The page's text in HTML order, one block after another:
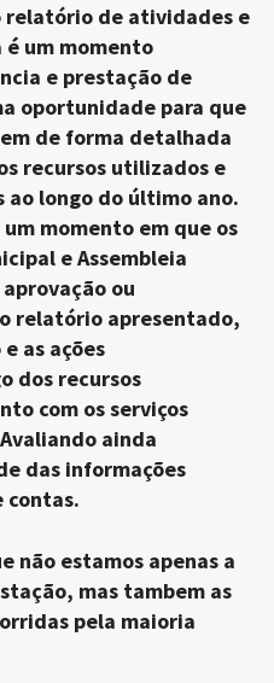
relatório de atividades e
um momento
e prestação de
oportunidade para que
de forma detalhada
recursos utilizados e
ao longo do último ano.
momento em que os
e Assembleia
ou
relatório apresentado,
as ações
dos recursos
com os serviços
ainda
das informações
contas.
não estamos apenas a
mas tambem as
pela maioria